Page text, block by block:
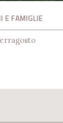
E FAMIGLIE